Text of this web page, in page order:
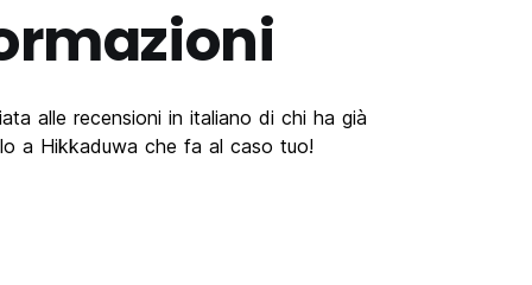
alle recensioni in italiano di chi ha già
a Hikkaduwa che fa al caso tuo!